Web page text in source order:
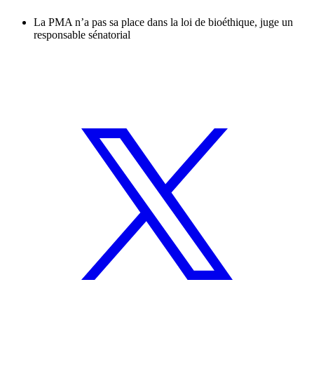
La PMA n’a pas sa place dans la loi de bioéthique, juge un
responsable sénatorial